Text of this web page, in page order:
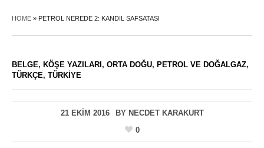
HOME » PETROL NEREDE 2: KANDIL SAFSATASI
BELGE, KÖŞE YAZILARI , ORTA DOĞU, PETROL VE DOĞALGAZ,
TÜRKÇE, TÜRKIYE
21 EKIM 2016 BY NECDET KARAKURT
0